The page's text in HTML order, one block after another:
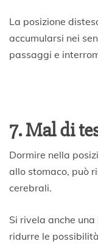
La posizione
accumularsi nei
passaggi e
7. Mal di
Dormire nella
allo stomaco, può
cerebrali.
Si rivela anche
ridurre le